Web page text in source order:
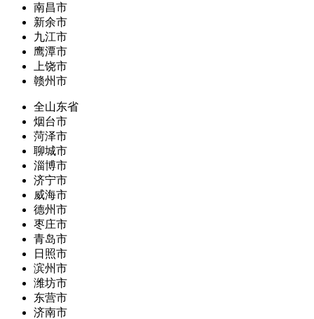
南昌市
新余市
九江市
鹰潭市
上饶市
赣州市
全山东省
烟台市
菏泽市
聊城市
淄博市
济宁市
威海市
德州市
枣庄市
青岛市
日照市
滨州市
潍坊市
东营市
济南市